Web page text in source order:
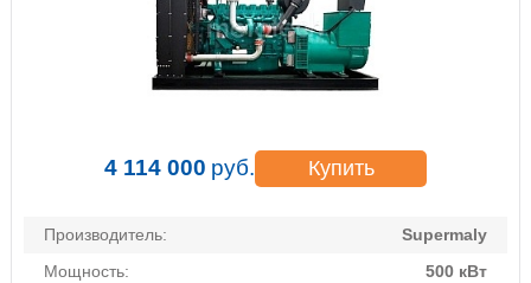
4 114 000 руб. Купить
Производитель:
Supermaly
Мощность:
500 кВт